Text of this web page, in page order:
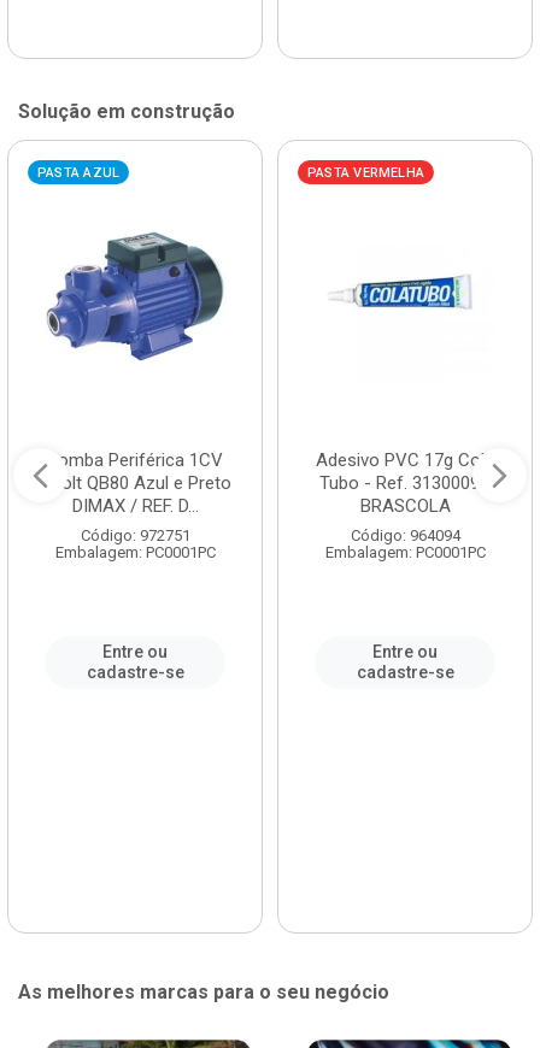
Solução em construção
PASTA AZUL
Bomba Periférica 1CV
Bivolt QB80 Azul e Preto
DIMAX / REF. D...
Código: 972751
Embalagem: PC0001PC
Entre ou
cadastre-se
PASTA VERMELHA
Adesivo PVC 17g Cola
Tubo - Ref. 3130009 -
BRASCOLA
Código: 964094
Embalagem: PC0001PC
Entre ou
cadastre-se
As melhores marcas para o seu negócio